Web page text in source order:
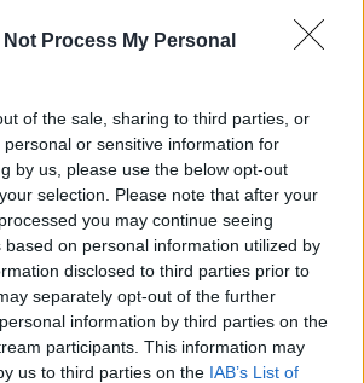
Not Process My Personal
of the sale, sharing to third parties, or
or sensitive information for
by us, please use the below opt-out
selection. Please note that after your
you may continue seeing
based on personal information utilized by
disclosed to third parties prior to
separately opt-out of the further
information by third parties on the
participants. This information may
us to third parties on the IAB’s List of
το E-Radio.gr στοGoogle News
τα πιο hot νέα.
E-Daily.gr; Τα νέα της ημέρας
κλικ!